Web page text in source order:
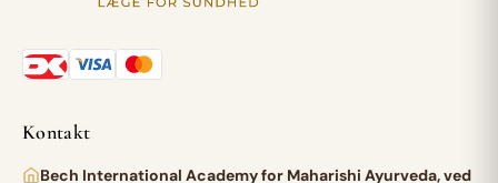
Kontakt
Bech International Academy for Maharishi Ayurveda, ved